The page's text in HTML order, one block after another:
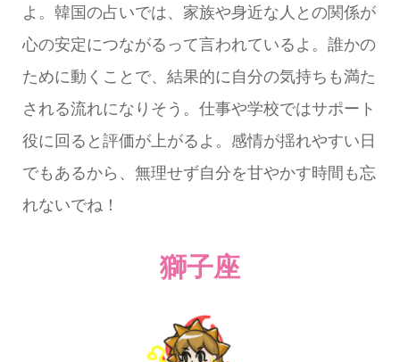
よ。韓国の占いでは、家族や身近な人との関係が
心の安定につながるって言われているよ。誰かの
ために動くことで、結果的に自分の気持ちも満た
される流れになりそう。仕事や学校ではサポート
役に回ると評価が上がるよ。感情が揺れやすい日
でもあるから、無理せず自分を甘やかす時間も忘
れないでね！
獅子座